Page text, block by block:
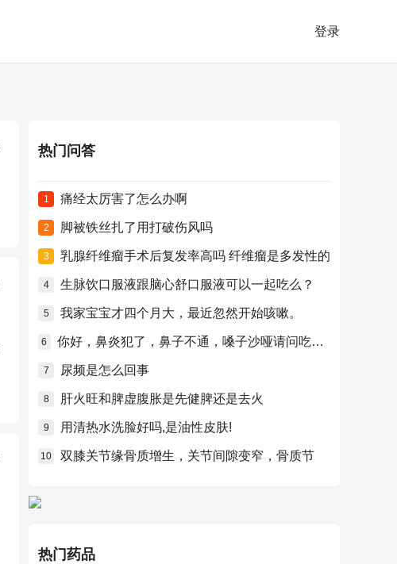
登录
热门问答
1 痛经太厉害了怎么办啊
2 脚被铁丝扎了用打破伤风吗
3 乳腺纤维瘤手术后复发率高吗 纤维瘤是多发性的
4 生脉饮口服液跟脑心舒口服液可以一起吃么？
5 我家宝宝才四个月大，最近忽然开始咳嗽。
6 你好，鼻炎犯了，鼻子不通，嗓子沙哑请问吃什么药比较好？
7 尿频是怎么回事
8 肝火旺和脾虚腹胀是先健脾还是去火
9 用清热水洗脸好吗,是油性皮肤!
10 双膝关节缘骨质增生，关节间隙变窄，骨质节
热门药品